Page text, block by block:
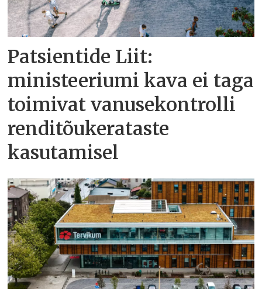
Patsientide Liit:
ministeeriumi kava ei taga
toimivat vanusekontrolli
renditõukerataste
kasutamisel